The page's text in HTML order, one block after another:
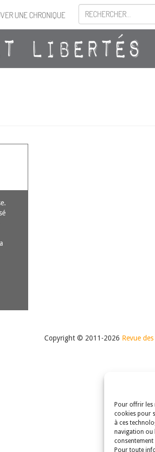
Pour offrir les
cookies pour
à ces
navigation ou
Pour toute
UNE CHRONIQUE
Copyright © 2011-2026 Revue